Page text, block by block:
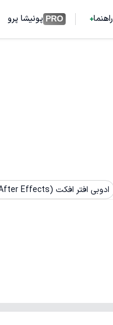
راهنما PRO پونیشا پرو
ادوبی افتر افکت (After Effects)